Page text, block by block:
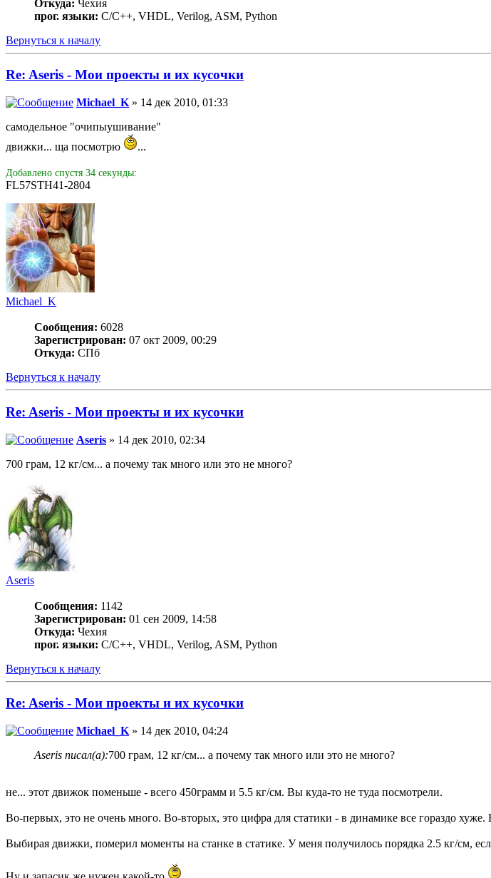
Откуда: Чехия
прог. языки: C/С++, VHDL, Verilog, ASM, Python
Вернуться к началу
Re: Aseris - Мои проекты и их кусочки
Michael_K » 14 дек 2010, 01:33
самодельное "очипыушивание"
движки... ща посмотрю
...
Добавлено спустя 34 секунды:
FL57STH41-2804
Michael_K
Сообщения: 6028
Зарегистрирован: 07 окт 2009, 00:29
Откуда: СПб
Вернуться к началу
Re: Aseris - Мои проекты и их кусочки
Aseris » 14 дек 2010, 02:34
700 грам, 12 кг/см... а почему так много или это не много?
Aseris
Сообщения: 1142
Зарегистрирован: 01 сен 2009, 14:58
Откуда: Чехия
прог. языки: C/С++, VHDL, Verilog, ASM, Python
Вернуться к началу
Re: Aseris - Мои проекты и их кусочки
Michael_K » 14 дек 2010, 04:24
Aseris писал(а):700 грам, 12 кг/см... а почему так много или это не много?
не... этот движок поменьше - всего 450грамм и 5.5 кг/см. Вы куда-то не туда посмотрели.
Во-первых, это не очень много. Во-вторых, это цифра для статики - в динамике все гораздо хуже.
Выбирая движки, померил моменты на станке в статике. У меня получилось порядка 2.5 кг/см,